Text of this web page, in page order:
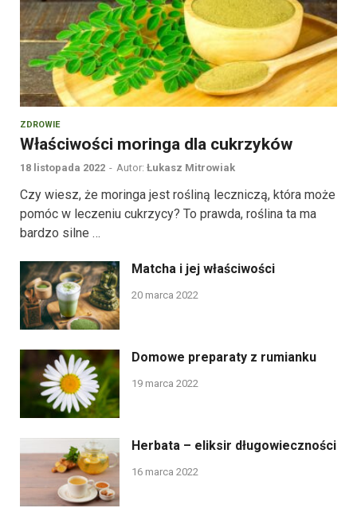
ZDROWIE
Właściwości moringa dla cukrzyków
18 listopada 2022 - Autor: Łukasz Mitrowiak
Czy wiesz, że moringa jest rośliną leczniczą, która może
pomóc w leczeniu cukrzycy? To prawda, roślina ta ma
bardzo silne …
Matcha i jej właściwości
20 marca 2022
Domowe preparaty z rumianku
19 marca 2022
Herbata – eliksir długowieczności
16 marca 2022